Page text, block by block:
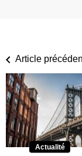
Article
Actualité